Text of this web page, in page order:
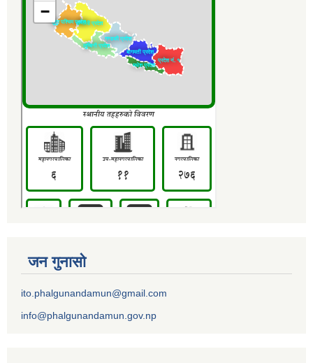
जन गुनासो
ito.phalgunandamun@gmail.com
info@phalgunandamun.gov.np